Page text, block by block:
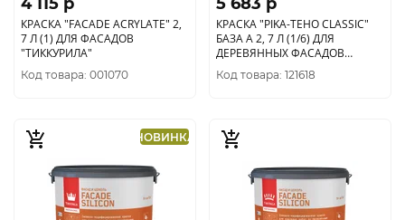
КРАСКА "FACADE ACRYLATE" 2,
7 Л (1) ДЛЯ ФАСАДОВ
"ТИККУРИЛА"
Код товара: 001070
КРАСКА "PIKA-TEHO CLASSIC"
БАЗА A 2, 7 Л (1/6) ДЛЯ
ДЕРЕВЯННЫХ ФАСАДОВ
"ТИККУРИЛА"
Код товара: 121618
НОВИНКА